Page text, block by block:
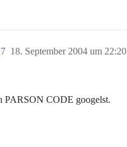
18. September 2004 um 22:20
7
PARSON CODE googelst.